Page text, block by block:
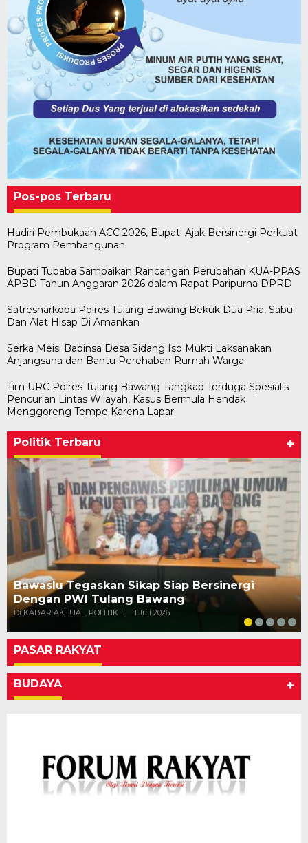
Pos-pos Terbaru
Hadiri Pembukaan ACC 2026, Bupati Ajak Bersinergi Perkuat
Program Pembangunan
Bupati Tubaba Sampaikan Rancangan Perubahan KUA-PPAS
APBD Tahun Anggaran 2026 dalam Rapat Paripurna DPRD
Satresnarkoba Polres Tulang Bawang Bekuk Dua Pria, Sabu
Dan Alat Hisap Di Amankan
Serka Meisi Babinsa Desa Sidang Iso Mukti Laksanakan
Anjangsana dan Bantu Perehaban Rumah Warga
Tim URC Polres Tulang Bawang Tangkap Terduga Spesialis
Pencurian Lintas Wilayah, Kasus Bermula Hendak
Menggoreng Tempe Karena Lapar
Politik Terbaru +
Bawaslu Tegaskan Sikap Siap Bersinergi
Dengan PWI Tulang Bawang
Di KABAR AKTUAL, POLITIK | 1 Juli 2026
PASAR RAKYAT
BUDAYA +